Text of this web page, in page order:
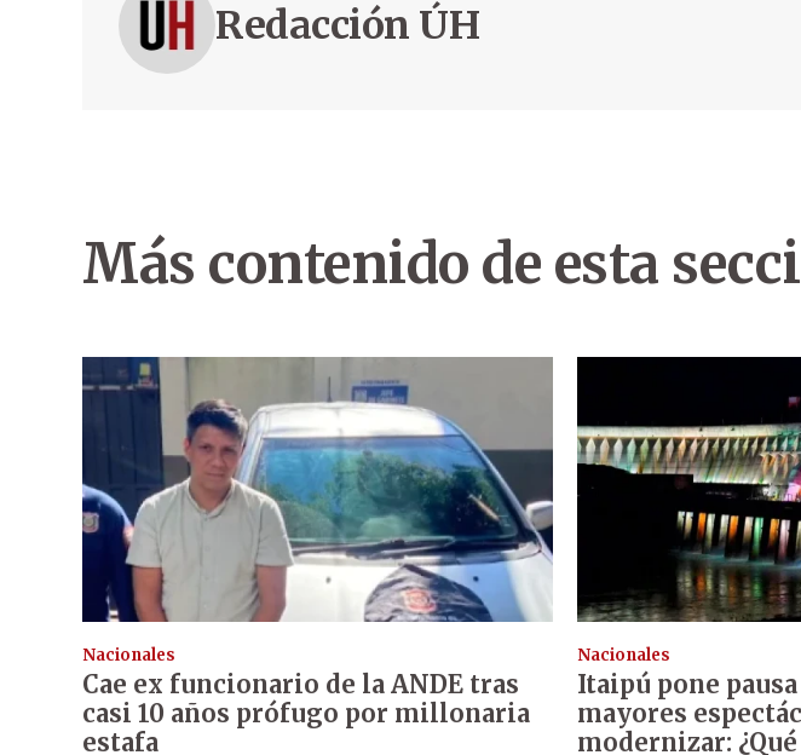
Redacción ÚH
Más contenido de esta
Nacionales
Cae ex funcionario de la ANDE tras
casi 10 años prófugo por millonaria
estafa
Nacionales
Itaipú pone
mayores
modernizar: